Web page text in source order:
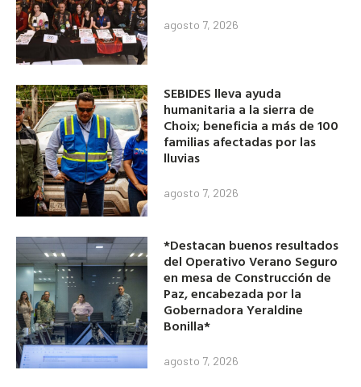
agosto 7, 2026
SEBIDES lleva ayuda
humanitaria a la sierra de
Choix; beneficia a más de 100
familias afectadas por las
lluvias
agosto 7, 2026
*Destacan buenos resultados
del Operativo Verano Seguro
en mesa de Construcción de
Paz, encabezada por la
Gobernadora Yeraldine
Bonilla*
agosto 7, 2026